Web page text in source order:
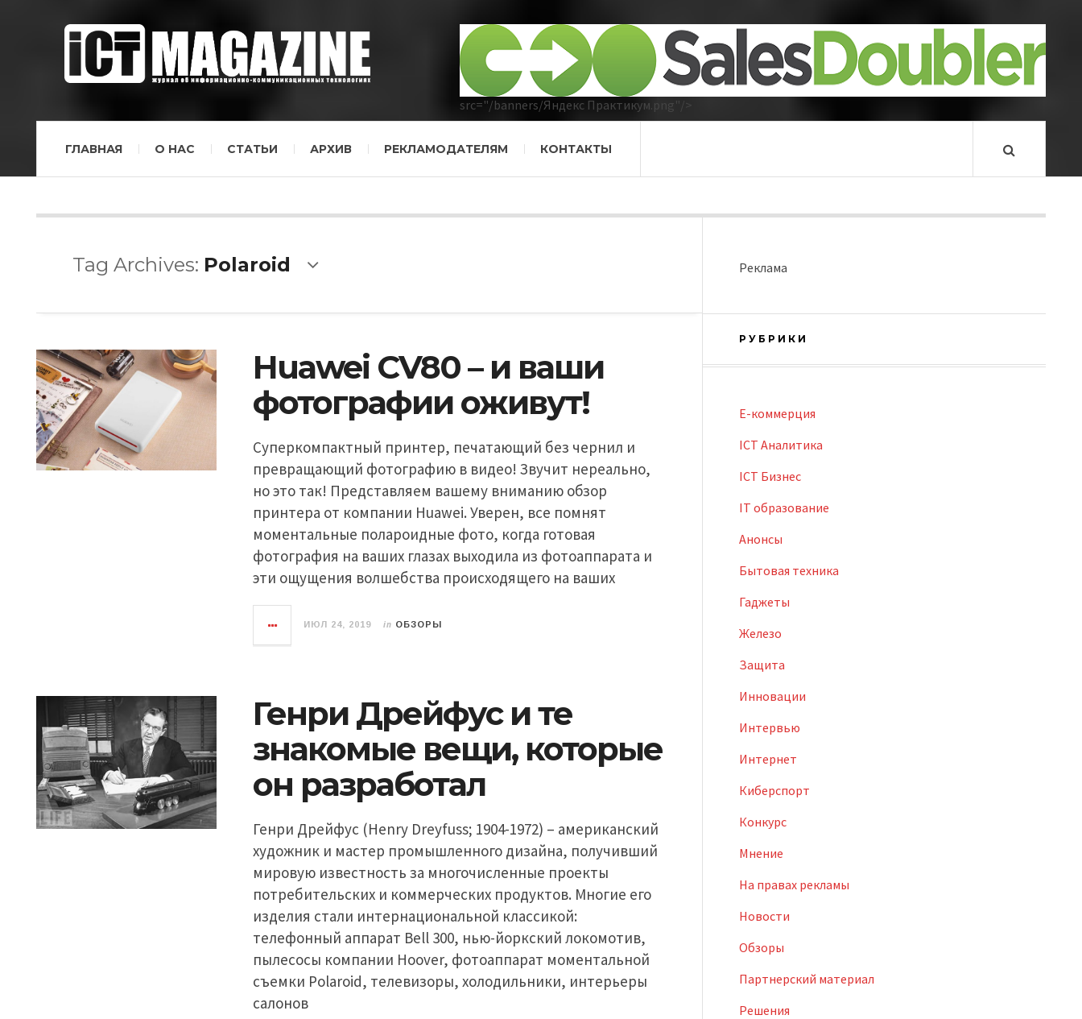
src="/banners/Яндекс Практикум.png"/>
ГЛАВНАЯ О НАС СТАТЬИ АРХИВ РЕКЛАМОДАТЕЛЯМ КОНТАКТЫ
Tag Archives: Polaroid
Huawei CV80 – и ваши
фотографии оживут!
Суперкомпактный принтер, печатающий без чернил и
превращающий фотографию в видео! Звучит нереально,
но это так! Представляем вашему вниманию обзор
принтера от компании Huawei. Уверен, все помнят
моментальные полароидные фото, когда готовая
фотография на ваших глазах выходила из фотоаппарата и
эти ощущения волшебства происходящего на ваших
ИЮЛ 24, 2019 in ОБЗОРЫ
Генри Дрейфус и те
знакомые вещи, которые
он разработал
Генри Дрейфус (Henry Dreyfuss; 1904-1972) – американский
художник и мастер промышленного дизайна, получивший
мировую известность за многочисленные проекты
потребительских и коммерческих продуктов. Многие его
изделия стали интернациональной классикой:
телефонный аппарат Bell 300, нью-йоркский локомотив,
пылесосы компании Hoover, фотоаппарат моментальной
съемки Polaroid, телевизоры, холодильники, интерьеры
салонов
Реклама
РУБРИКИ
E-коммерция
ICT Аналитика
ICT Бизнес
IT образование
Анонсы
Бытовая техника
Гаджеты
Железо
Защита
Инновации
Интервью
Интернет
Киберспорт
Конкурс
Мнение
На правах рекламы
Новости
Обзоры
Партнерский материал
Решения